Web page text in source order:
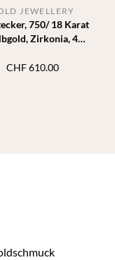
750/ 18 Karat
Zirkonia, 4
JEWELLERY
CHF610.00